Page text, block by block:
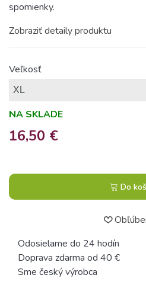
spomienky.
Zobraziť detaily produktu
Veľkosť
NA SKLADE
16,50 €
Do
Odosielame do 24 hodín
Doprava zdarma od 40 €
Sme český výrobca